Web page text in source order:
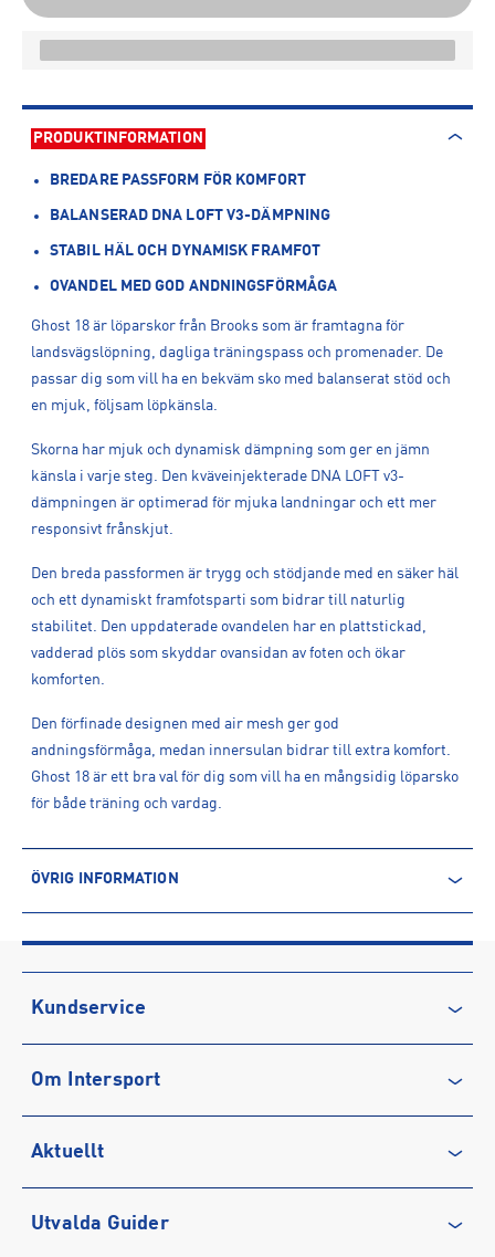
PRODUKTINFORMATION
BREDARE PASSFORM FÖR KOMFORT
BALANSERAD DNA LOFT V3-DÄMPNING
STABIL HÄL OCH DYNAMISK FRAMFOT
OVANDEL MED GOD ANDNINGSFÖRMÅGA
Ghost 18 är löparskor från Brooks som är framtagna för
landsvägslöpning, dagliga träningspass och promenader. De
passar dig som vill ha en bekväm sko med balanserat stöd och
en mjuk, följsam löpkänsla.
Skorna har mjuk och dynamisk dämpning som ger en jämn
känsla i varje steg. Den kväveinjekterade DNA LOFT v3-
dämpningen är optimerad för mjuka landningar och ett mer
responsivt frånskjut.
Den breda passformen är trygg och stödjande med en säker häl
och ett dynamiskt framfotsparti som bidrar till naturlig
stabilitet. Den uppdaterade ovandelen har en plattstickad,
vadderad plös som skyddar ovansidan av foten och ökar
komforten.
Den förfinade designen med air mesh ger god
andningsförmåga, medan innersulan bidrar till extra komfort.
Ghost 18 är ett bra val för dig som vill ha en mångsidig löparsko
för både träning och vardag.
ÖVRIG INFORMATION
Produktnummer: 1625826
Leverantörens produktnummer: 1204821D
Artikelnummer: 162582601-Black/Black/Ebony
Tillverkaradress
NL
Kontakt tillverkare
Kundservice
Vanliga frågor & svar
Köpvillkor
Integritetspolicy
Medlemsvillkor
Om Intersport
Karriär på INTERSPORT
Service
Aktuellt
Löpning
Utvalda Guider